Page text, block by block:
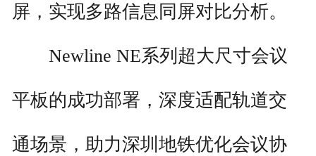
屏，实现多路信息同屏对比分析。
Newline NE系列超大尺寸会议
平板的成功部署，深度适配轨道交
通场景，助力深圳地铁优化会议协